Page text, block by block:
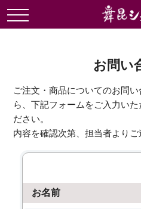
お問い
ご注文・商品についてのお問
ら、下記フォームをご入力い
ださい。
内容を確認次第、担当者よりご
お名前